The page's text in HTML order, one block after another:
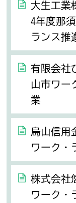
大生工
4年度那
ランス
有限会社
山市ワー
業
烏山信用
ワーク・
株式会社
ワーク・